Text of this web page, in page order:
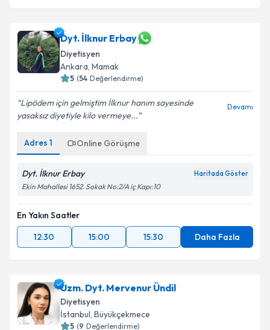
Dyt. İlknur Erbay
Diyetisyen
Ankara, Mamak
5 (54 Değerlendirme)
Lipödem için gelmiştim İlknur hanım sayesinde
yasaksız diyetiyle kilo vermeye...
Devamı
Adres 1 Online Görüşme
Dyt. İlknur Erbay Haritada Göster
Ekin Mahallesi 1652. Sokak No:2/A iç Kapı:10
En Yakın Saatler
12:30
15:00 15:30 Daha Fazla
Uzm. Dyt. Mervenur Ündil
Diyetisyen
İstanbul, Büyükçekmece
5 (9 Değerlendirme)